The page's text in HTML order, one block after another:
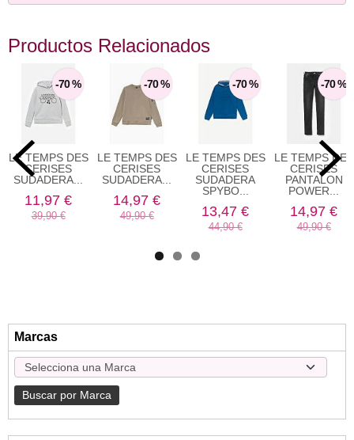
Marcas
Productos Relacionados
-70 %
LE TEMPS DES
CERISES
SUDADERA...
11,97 €
39,90 €
-70 %
LE TEMPS DES
CERISES
SUDADERA...
14,97 €
49,90 €
-70 %
LE TEMPS DES
CERISES
SUDADERA
SPYBO...
13,47 €
44,90 €
-70 %
LE TEMPS DES
CERISES
PANTALON
POWER...
14,97 €
49,90 €